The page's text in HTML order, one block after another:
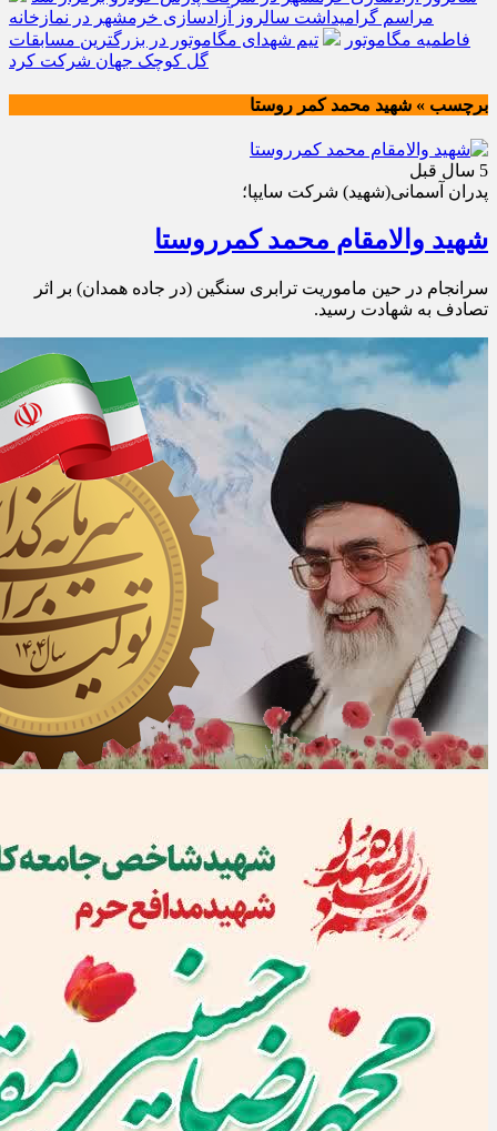
مراسم گرامیداشت سالروز آزادسازی خرمشهر در نمازخانه
فاطمیه مگاموتور
تیم شهدای مگاموتور در بزرگترین مسابقات
گل کوچک جهان شرکت کرد
برچسب » شهيد محمد كمر روستا
5 سال قبل
پدران آسمانی(شهید) شرکت سایپا؛
شهید والامقام محمد کمرروستا
سرانجام در حین ماموریت ترابری سنگین (در جاده همدان) بر اثر
تصادف به شهادت رسید.